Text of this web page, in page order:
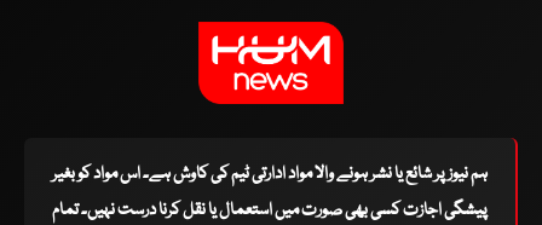
ہم نیوز پر شائع یا نشر ہونے والا مواد ادارتی ٹیم کی کاوش ہے۔ اس مواد کو بغیر
پیشگی اجازت کسی بھی صورت میں استعمال یا نقل کرنا درست نہیں۔ تمام